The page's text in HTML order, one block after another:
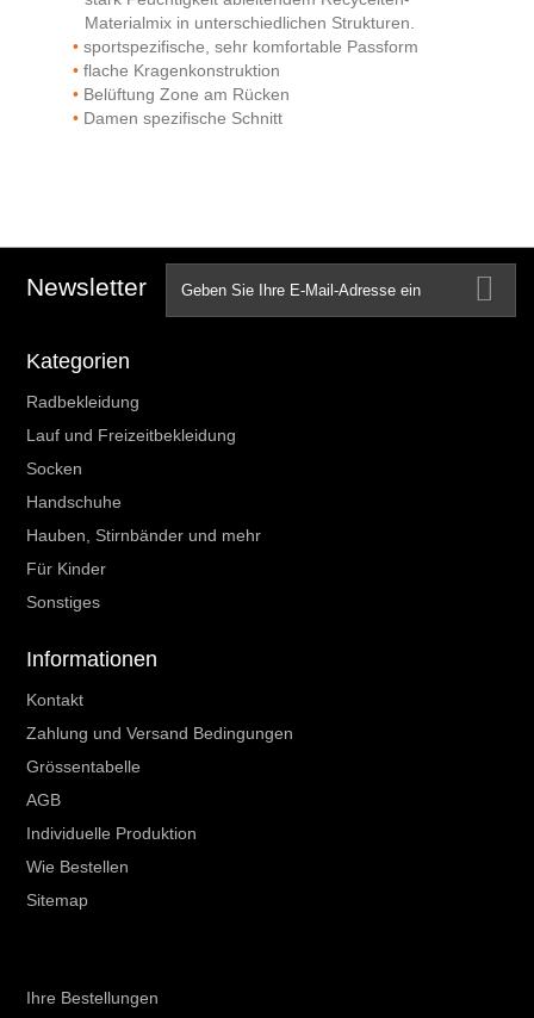
Materialmix in unterschiedlichen Strukturen.
sportspezifische, sehr komfortable Passform
flache Kragenkonstruktion
Belüftung Zone am Rücken
Damen spezifische Schnitt
Newsletter
Kategorien
Radbekleidung
Lauf und Freizeitbekleidung
Socken
Handschuhe
Hauben, Stirnbänder und mehr
Für Kinder
Sonstiges
Informationen
Kontakt
Zahlung und Versand Bedingungen
Grössentabelle
AGB
Individuelle Produktion
Wie Bestellen
Sitemap
Ihre Bestellungen